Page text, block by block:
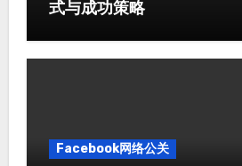
式与成功策略
Facebook网络公关